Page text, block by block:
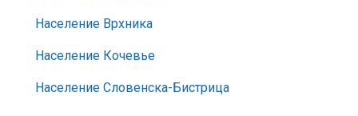
Население Врхника
Население Кочевье
Население Словенска-Бистрица